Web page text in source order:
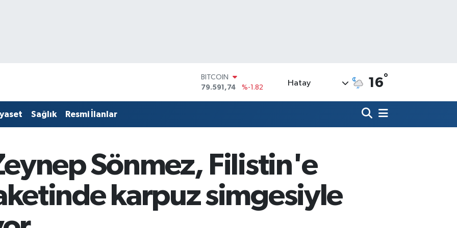
DOLAR
45,43620
%0.02
61,60380
%0.18
BİST100
14.598,00
%0
79.591,74
%-1.82
Hatay 16°
Sağlık Resmi İlanlar
Sönmez, Filistin'e
karpuz simgesiyle